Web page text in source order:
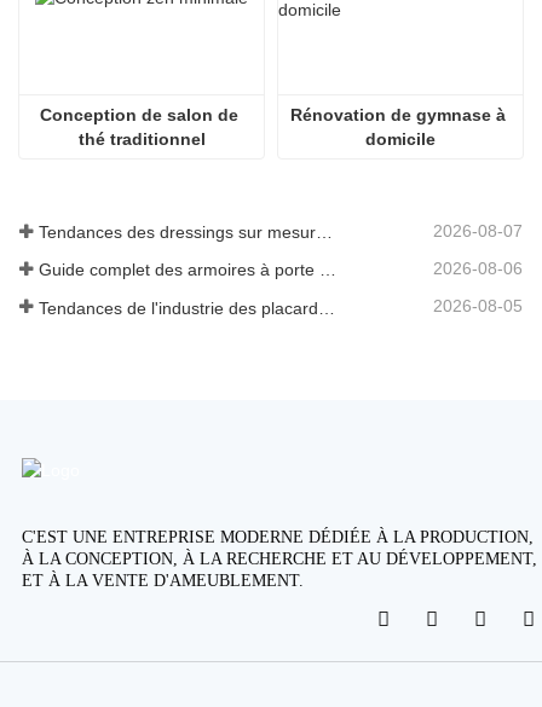
Conception de salon de
thé traditionnel
Rénovation de gymnase à
domicile
2026-08-07
Guide complet des armoires à porte battante : conception, ingénierie et approvisionnement B2B 2026-08-06
2026-08-05
C'EST UNE ENTREPRISE MODERNE DÉDIÉE À LA PRODUCTION,
À LA CONCEPTION, À LA RECHERCHE ET AU DÉVELOPPEMENT,
ET À LA VENTE D'AMEUBLEMENT.